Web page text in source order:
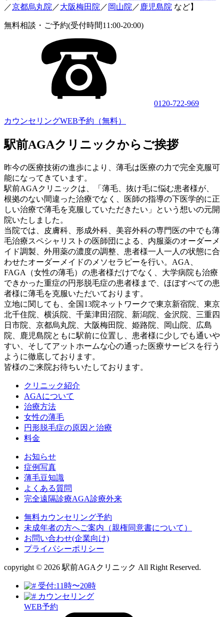
／京都烏丸院 ／大阪梅田院 ／ 岡山院 ／ 鹿児島院 など】
無料相談・ご予約(受付時間11:00-20:00)
0120-722-969
カウンセリングWEB予約（無料）
駅前AGAクリニックからご挨拶
昨今の医療技術の進歩により、薄毛は医療の力で完全克服可
能になってきています。
駅前AGAクリニックは、「薄毛、抜け毛に悩む患者様が、
根拠のない間違った治療でなく、医師の指導の下医学的に正
しい治療で薄毛を克服していただきたい」という想いの元開
院いたしました。
当院では、皮膚科、形成外科、美容外科の専門医の中でも薄
毛治療スペシャリストの医師団による、内服薬のオーダーメ
イド調製、外用薬の濃度の調整、患者様一人一人の状態に合
わせたオーダーメイドのメソセラピーを行い。AGA、
FAGA（女性の薄毛）の患者様だけでなく、大学病院も治療
できかった重症の円形脱毛症の患者様まで、ほぼすべての患
者様に薄毛を克服いただいております。
立地に関しても、全国13院ネットワークで東京新宿院、東京
北千住院、横浜院、千葉津田沼院、新潟院、金沢院、三重四
日市院、京都烏丸院、大阪梅田院、姫路院、岡山院、広島
院、鹿児島院ともに駅前に位置し、患者様に少しでも通いや
すい、そしてアットホームな心の通った医療サービスを行う
ように徹底しております。
皆様のご来院お待ちいたしております。
クリニック紹介
AGAについて
治療方法
女性の薄毛
円形脱毛症の原因と治療
料金
お知らせ
症例写真
薄毛豆知識
よくある質問
完全遠隔診療AGA診療外来
無料カウンセリング予約
未成年者の方へご案内（親権同意書について）
お問い合わせ(企業向け)
プライパシーポリシー
copyright © 2026 駅前AGAクリニック All Right Reserved.
受付:11時〜20時
カウンセリング
WEB予約